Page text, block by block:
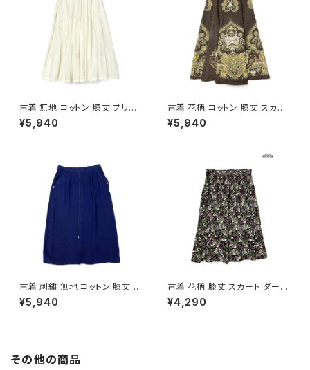
古着 無地 コットン 膝丈 プリー
ツ スカート ベージュ 生成り (b
a2607005)
¥5,940
古着 花柄 コットン 膝丈 スカー
ト ダークブラウン (ba260701
3)
¥5,940
古着 刺繍 無地 コットン 膝丈 ス
カート 紺 (ba2607004)
¥5,940
古着 花柄 膝丈 スカート ダーク
グリーン (btu2604018)
¥4,290
その他の商品